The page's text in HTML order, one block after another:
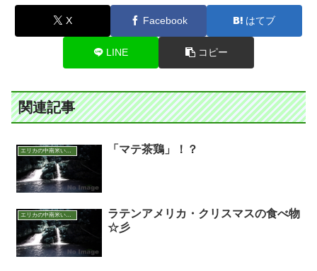
X Facebook はてブ
LINE コピー
関連記事
エリカの中南米いまむかし 「マテ茶鶏」！？
エリカの中南米いまむかし
ラテンアメリカ・クリスマスの食べ物
☆彡